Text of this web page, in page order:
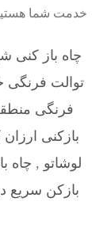
خدمت شما
چاه باز کنی
توالت فرنگی
فرنگی منطقه
بازکنی
لوشاتو , چاه
بازکن سریع